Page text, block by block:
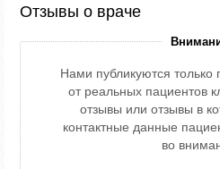
Отзывы о враче
Нами публикуются
от реальных пациентов
отзывы или отзывы в
контактные данные
во